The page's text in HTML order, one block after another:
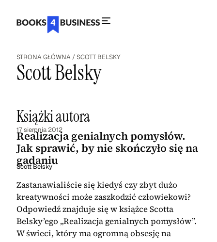
STRONA GŁÓWNA /SCOTT BELSKY
Scott Belsky
Książki autora
17 sierpnia 2012
Realizacja genialnych pomysłów.
Jak sprawić, by nie skończyło się na
gadaniu
Scott Belsky
Zastanawialiście się kiedyś czy zbyt dużo
kreatywności może zaszkodzić człowiekowi?
Odpowiedź znajduje się w książce Scotta
Belsky’ego „Realizacja genialnych pomysłów”.
W świeci, który ma ogromną obsesję na